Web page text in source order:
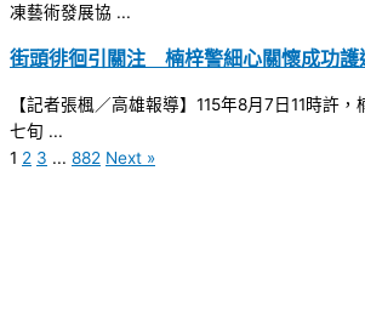
凍藝術發展協 ...
街頭徘徊引關注 楠梓警細心關懷成功護
【記者張楓／高雄報導】115年8月7日11時許
七旬 ...
1 2 3 ... 882 Next »